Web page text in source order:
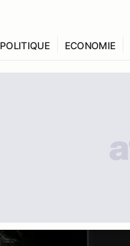
POLITIQUE ECONOMIE